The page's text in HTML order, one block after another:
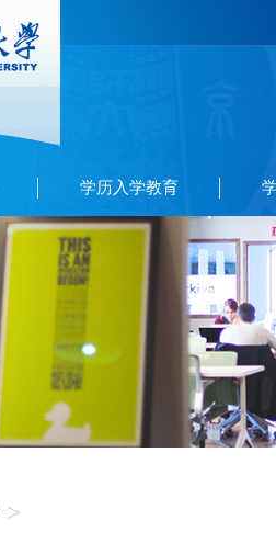
学历入学教育
>